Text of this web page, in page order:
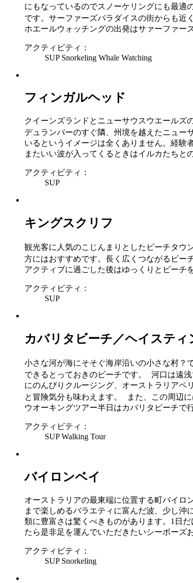
にもなっているのでスノーケリングにも最
です。サーファーズパラダイスの街からも近
ホエールウォッチングの出発はサァーファー
アクティビティ：
SUP Snorkeling Whale Watching
フィンガルヘッド
クイーンズランドとニューサウスウエールズ
デュランバーのすぐ隣、州境を越えたニュ
いるというイメージは全くありません。経験
またいい波が入ってくるときはイルカたちと
アクティビティ：
SUP
キングスクリフ
観光客に人気のこじんまりとしたビーチタウ
方にはおすすめです。長く広くつながるビー
アクティブに過ごした後はゆっくりとビーチ
アクティビティ：
SUP
カバリタビーチ／ヘイスティ
小さな河が海にそそぐ海岸沿いの小さな村？
できるとっておきのビーチです。 河口は遠
にのんびりクルージング、オーストラリアペ
と冒険気分も味わえます。 また、この周辺
ウオーキングツアー半日はカバリタビーチで
アクティビティ：
SUP Walking Tour
バイロンベイ
オーストラリアの最東端に位置する町バイロ
まで楽しめるバラエティに富んだ波、少し
類に豊富さは驚くべきものがあります。1日
たら是非足を運んでいただきたいシーボーズ
アクティビティ：
SUP Snorkeling